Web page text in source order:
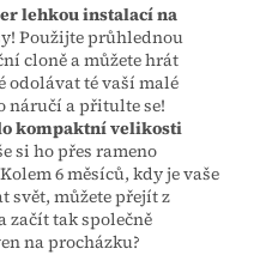
lehkou instalací na
Použijte průhlednou
cloně a můžete hrát
odolávat té vaší malé
náručí a přitulte se!
kompaktní velikosti
si ho přes rameno
6 měsíců, kdy je vaše
svět, můžete přejít z
začít tak společně
na procházku?